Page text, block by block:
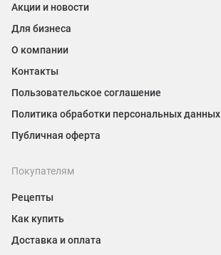
Акции и новости
Для бизнеса
О компании
Контакты
Пользовательское соглашение
Политика обработки персональных данных
Публичная оферта
Покупателям
Рецепты
Как купить
Доставка и оплата